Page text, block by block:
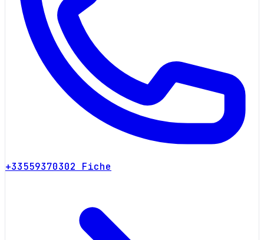
+33559370302 Fiche